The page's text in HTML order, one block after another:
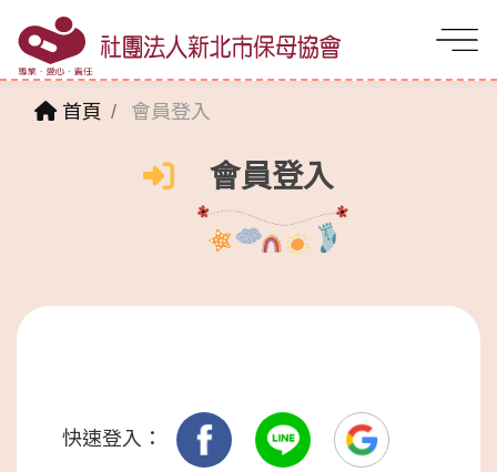
首頁 會員登入
會員登入
快速登入：